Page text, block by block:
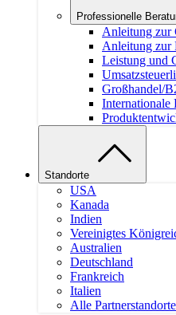
Professionelle
Anleitung zur
Anleitung zur
Leistung und
Großhandel/
Internationale
Standorte
USA
Kanada
Indien
Vereinigtes
Australien
Deutschland
Frankreich
Italien
Alle